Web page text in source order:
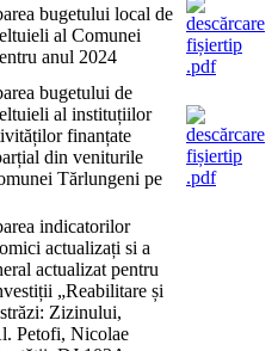
bugetului local de
al Comunei
anul 2024
bugetului de
al instituțiilor
finanțate
din veniturile
Tărlungeni pe
indicatorilor
actualizați si a
actualizat pentru
„Reabilitare și
Zizinului,
Petofi, Nicolae